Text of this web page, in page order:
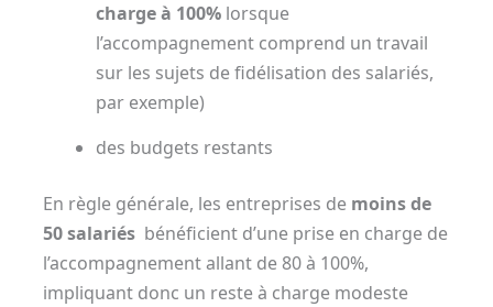
charge à 100%lorsque
l’accompagnement comprend un travail
sur les sujets de fidélisation des salariés,
par exemple)
des budgets restants
En règle générale, les entreprises de moins de
50 salariésbénéficient d’une prise en charge de
l’accompagnement allant de 80 à 100%,
impliquant donc un reste à charge modeste